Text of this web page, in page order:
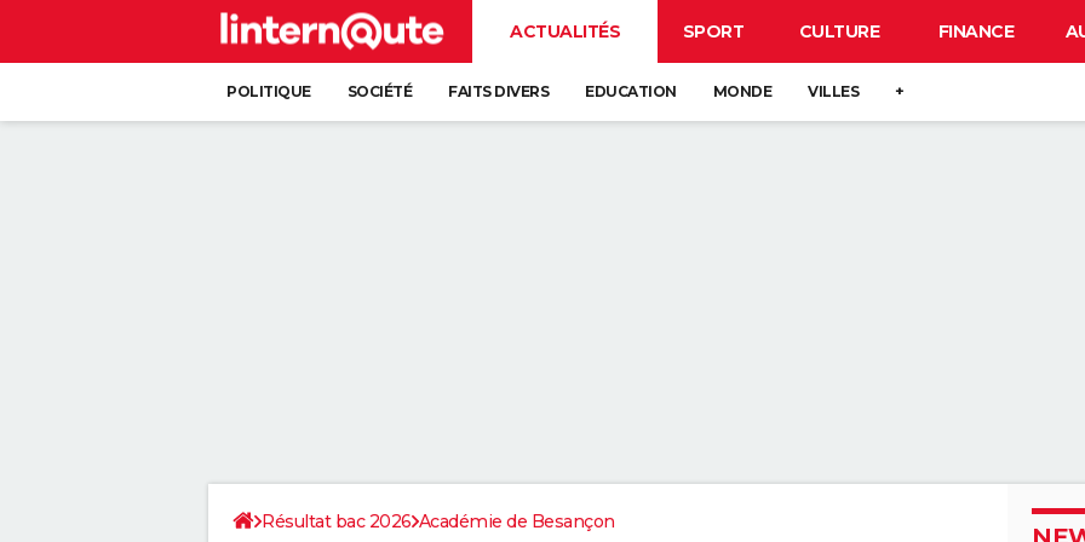
ACTUALITÉS SPORT CULTURE FINANCE
POLITIQUE SOCIÉTÉ FAITS DIVERS EDUCATION MONDE VILLES +
Résultat bac 2026 Académie de Besançon